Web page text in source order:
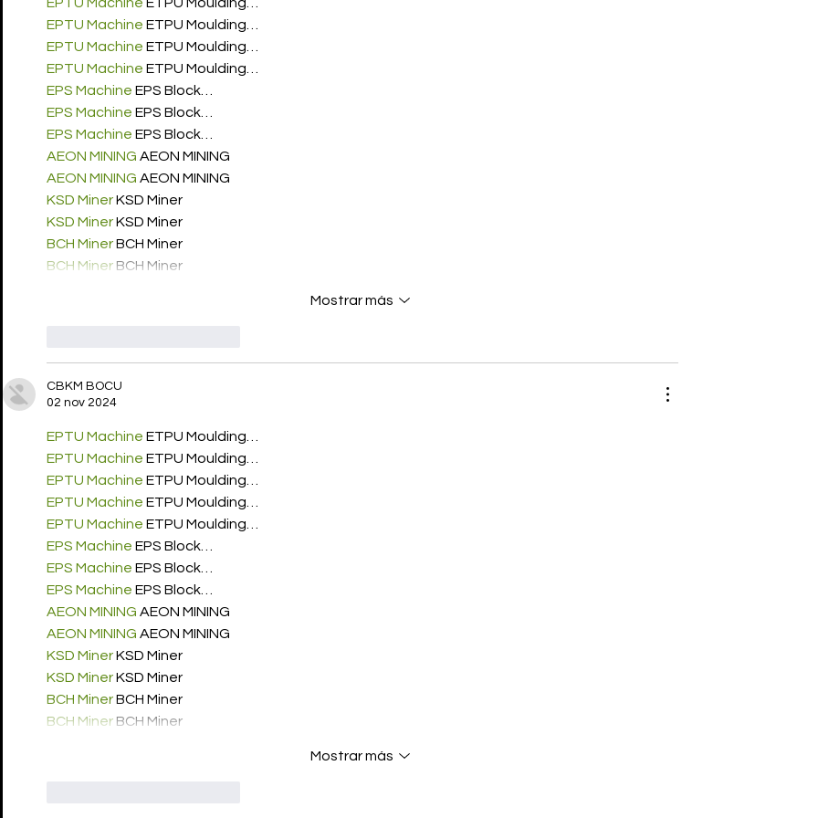
EPTU Machine ETPU Moulding…
EPTU Machine ETPU Moulding…
EPTU Machine ETPU Moulding…
EPS Machine EPS Block…
EPS Machine EPS Block…
EPS Machine EPS Block…
AEON MINING AEON MINING
AEON MINING AEON MINING
KSD Miner KSD Miner
KSD Miner KSD Miner
BCH Miner BCH Miner
BCH Miner BCH Miner
Mostrar más
CBKM BOCU
02 nov 2024
EPTU Machine ETPU Moulding…
EPTU Machine ETPU Moulding…
EPTU Machine ETPU Moulding…
EPTU Machine ETPU Moulding…
EPTU Machine ETPU Moulding…
EPS Machine EPS Block…
EPS Machine EPS Block…
EPS Machine EPS Block…
AEON MINING AEON MINING
AEON MINING AEON MINING
KSD Miner KSD Miner
KSD Miner KSD Miner
BCH Miner BCH Miner
BCH Miner BCH Miner
Mostrar más